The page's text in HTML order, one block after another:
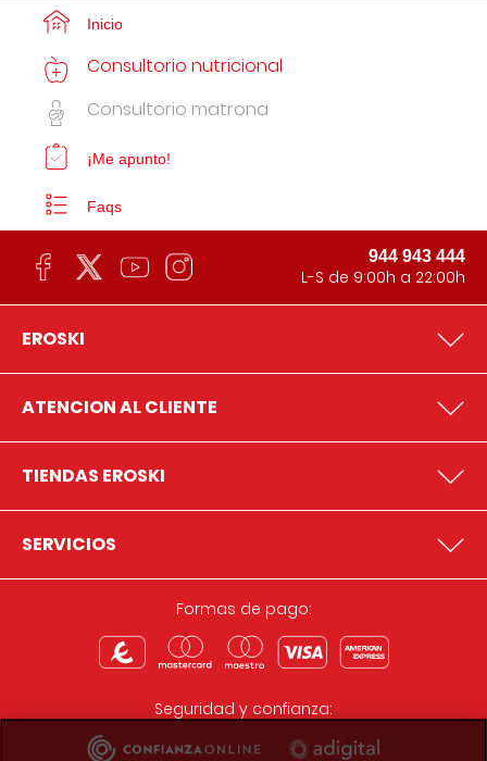
Inicio
Consultorio nutricional
Consultorio matrona
¡Me apunto!
Faqs
944 943 444
L-S de 9:00h a 22:00h
EROSKI
ATENCION AL CLIENTE
TIENDAS EROSKI
SERVICIOS
Formas de pago:
Seguridad y confianza: